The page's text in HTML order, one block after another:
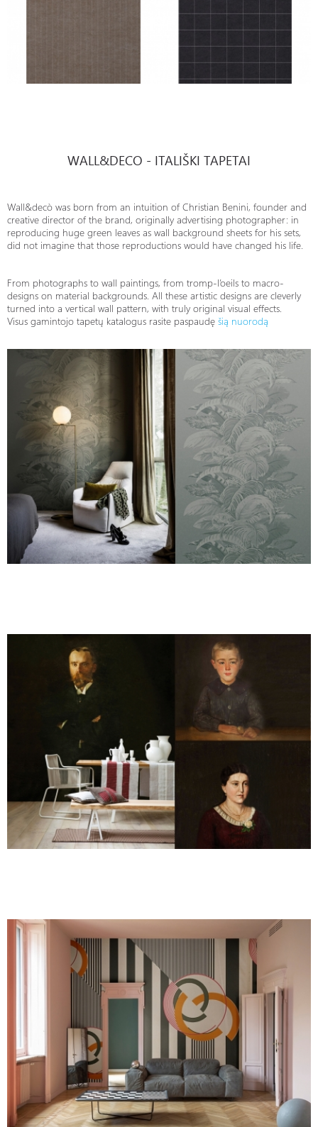
WALL&DECO - ITALIŠKI TAPETAI
Wall&decò was born from an intuition of Christian Benini, founder and
creative director of the brand, originally advertising photographer: in
reproducing huge green leaves as wall background sheets for his sets,
did not imagine that those reproductions would have changed his life.
From photographs to wall paintings, from tromp-l’oeils to macro-
designs on material backgrounds. All these artistic designs are cleverly
turned into a vertical wall pattern, with truly original visual effects.
Visus gamintojo tapetų katalogus rasite paspaudę šią nuorodą